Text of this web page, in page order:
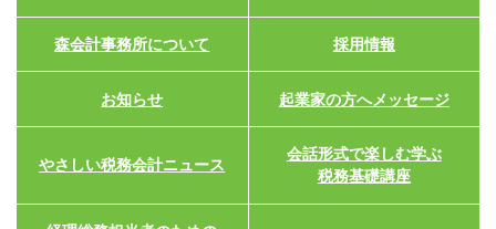
森会計事務所について 採用情報
お知らせ 起業家の方へメッセージ
やさしい税務会計ニュース
会話形式で楽しむ学ぶ
税務基礎講座